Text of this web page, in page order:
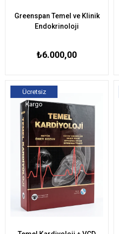
Greenspan Temel ve Klinik
Endokrinoloji
₺6.000,00
Ücretsiz
Kargo